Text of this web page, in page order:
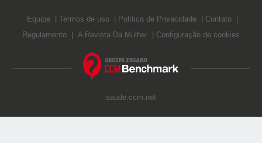
Equipe Termos de uso Política de Privacidade
Contato
Regulamento
A Revista Da Mulher Configuração de cookies
saude.ccm.net